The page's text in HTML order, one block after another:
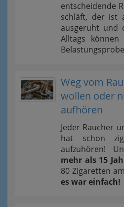
entscheidende
schläft, der ist
ausgeruht und
Alltags
Weg vom
wollen oder
aufhören
Jeder Raucher
hat schon
aufzuhören!
mehr als 15
80 Zigaretten
es war einfach!